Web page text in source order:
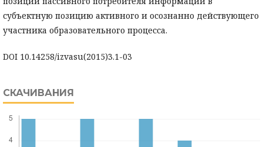
субъектную позицию активного и осознанно действующего
участника образовательного процесса.
DOI 10.14258/izvasu(2015)3.1-03
СКАЧИВАНИЯ